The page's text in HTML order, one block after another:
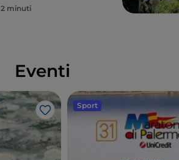
2 minuti
Eventi
Like
Sport